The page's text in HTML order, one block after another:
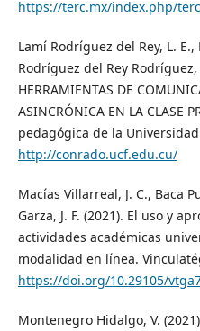
https://terc.mx/index.php/
Lamí Rodríguez del Rey, L.
Rodríguez del Rey Rodríguez,
HERRAMIENTAS DE
ASINCRÓNICA EN LA CLASE
pedagógica de la
http://conrado.ucf.edu.cu/
Macías Villarreal, J. C., Baca
Garza, J. F. (2021). El uso y
actividades académicas
modalidad en línea.
https://doi.org/10.29105/
Montenegro Hidalgo, V.